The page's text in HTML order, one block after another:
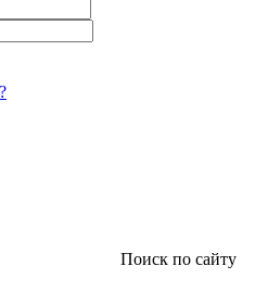
Поиск по сайту